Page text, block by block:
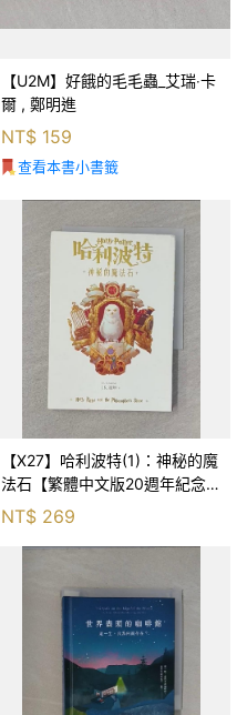
【U2M】好餓的毛毛蟲_艾瑞‧卡
爾 , 鄭明進
NT$ 159
查看本書小書籤
【X27】哈利波特(1)：神秘的魔
法石【繁體中文版20週年紀念】
NT$ 269